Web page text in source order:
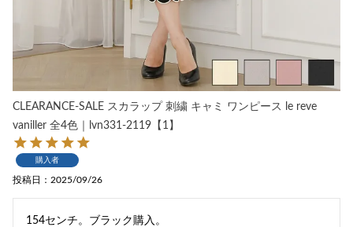
CLEARANCE-SALE スカラップ 刺繍 キャミ ワンピース le reve
vaniller 全4色｜lvn331-2119【1】
購入者
投稿日 2025/09/26
154センチ。ブラック購入。